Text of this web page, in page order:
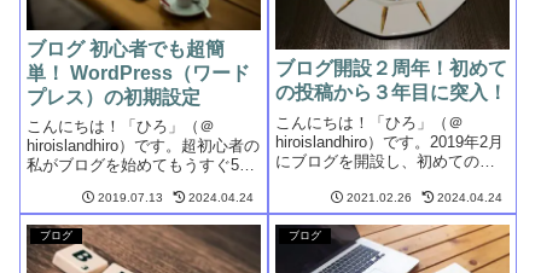
ブログ 初心者でも超簡
単！ WordPress（ワード
プレス）の初期設定
こんにちは！「ひろ」（＠
hiroislandhiro）です。超初心者の
私がブログを始めてもうすぐ5ヶ
AdSense」や「Amazonアソシエ
イト」の承認取得など、ブログ
として一定の水準に到達した証
をもらいながら...
2019.07.13 2024.04.24
ブログ開設２周年！初めて
の投稿から３年目に突入！
こんにちは！「ひろ」（＠
hiroislandhiro）です。2019年2月
にブログを開設し、初めての投
ょうど2年が経過しました。いよ
いよ3年目に突入です。この機会
に、備忘録を兼ねて、この2年間
を振り返ってみよ...
2021.02.26 2024.04.24
ブログ ブログ